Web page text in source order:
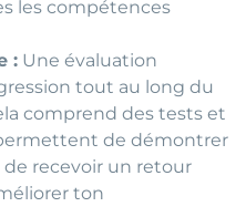
les compétences
: Une évaluation
tout au long du
comprend des tests et
de démontrer
recevoir un retour
ton